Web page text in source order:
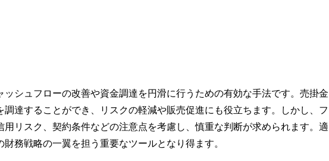
シュフローの改善や資金調達を円滑に行うための有効な手法です。売掛金
達することができ、リスクの軽減や販売促進にも役立ちます。しかし、フ
リスク、契約条件などの注意点を考慮し、慎重な判断が求められます。適
務戦略の一翼を担う重要なツールとなり得ます。